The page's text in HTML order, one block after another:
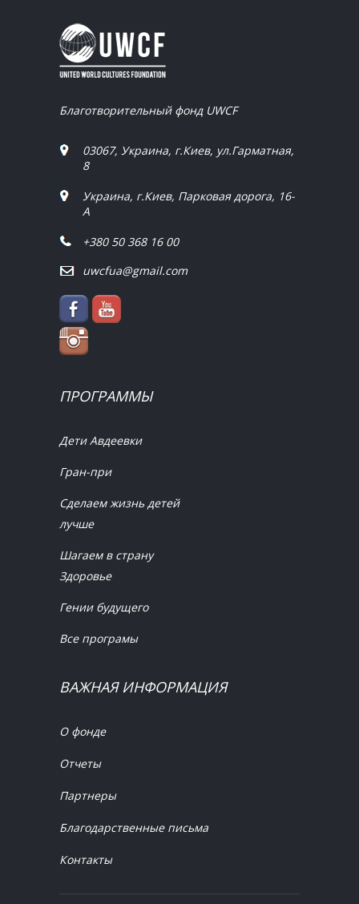
Благотворительный фонд UWCF
03067, Украина, г.Киев, ул.Гарматная,
8
Украина, г.Киев, Парковая дорога, 16-
А
+380 50 368 16 00
uwcfua@gmail.com
ПРОГРАММЫ
Дети Авдеевки
Гран-при
Сделаем жизнь детей
лучше
Шагаем в страну
Здоровье
Гении будущего
Все програмы
ВАЖНАЯ ИНФОРМАЦИЯ
О фонде
Отчеты
Партнеры
Благодарственные письма
Контакты